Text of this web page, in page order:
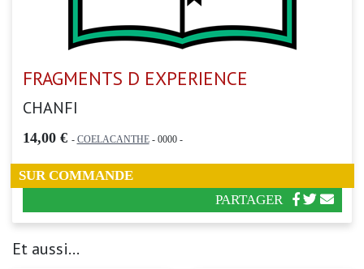
FRAGMENTS D EXPERIENCE
CHANFI
14,00 € - COELACANTHE- 0000 -
SUR COMMANDE
PARTAGER
Et aussi...